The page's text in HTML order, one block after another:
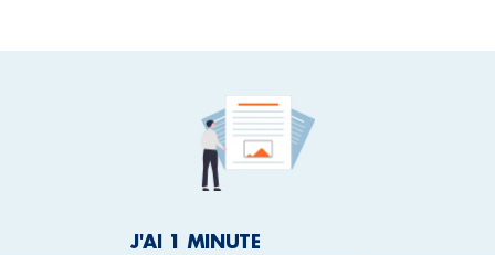
J'AI 1 MINUTE